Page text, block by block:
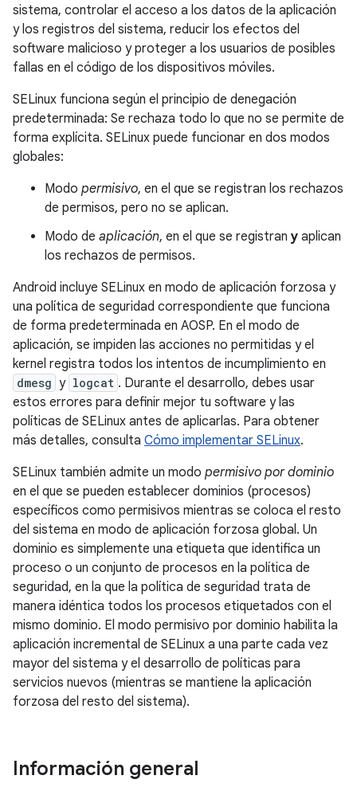
sistema, controlar el acceso a los datos de la aplicación
y los registros del sistema, reducir los efectos del
software malicioso y proteger a los usuarios de posibles
fallas en el código de los dispositivos móviles.
SELinux funciona según el principio de denegación
predeterminada: Se rechaza todo lo que no se permite de
forma explícita. SELinux puede funcionar en dos modos
globales:
Modo permisivo, en el que se registran los rechazos
de permisos, pero no se aplican.
Modo de aplicación, en el que se registran y aplican
los rechazos de permisos.
Android incluye SELinux en modo de aplicación forzosa y
una política de seguridad correspondiente que funciona
de forma predeterminada en AOSP. En el modo de
aplicación, se impiden las acciones no permitidas y el
kernel registra todos los intentos de incumplimiento en
dmesg y logcat . Durante el desarrollo, debes usar
estos errores para definir mejor tu software y las
políticas de SELinux antes de aplicarlas. Para obtener
más detalles, consulta Cómo implementar SELinux.
SELinux también admite un modo permisivo por dominio
en el que se pueden establecer dominios (procesos)
específicos como permisivos mientras se coloca el resto
del sistema en modo de aplicación forzosa global. Un
dominio es simplemente una etiqueta que identifica un
proceso o un conjunto de procesos en la política de
seguridad, en la que la política de seguridad trata de
manera idéntica todos los procesos etiquetados con el
mismo dominio. El modo permisivo por dominio habilita la
aplicación incremental de SELinux a una parte cada vez
mayor del sistema y el desarrollo de políticas para
servicios nuevos (mientras se mantiene la aplicación
forzosa del resto del sistema).
Información general